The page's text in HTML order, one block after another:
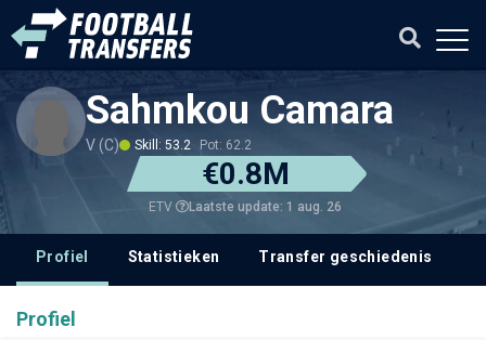
Sahmkou Camara
V (C) Skill: 53.2 Pot: 62.2
€0.8M
ETV Laatste update: 1 aug. 26
Profiel Statistieken Transfer geschiedenis
Profiel